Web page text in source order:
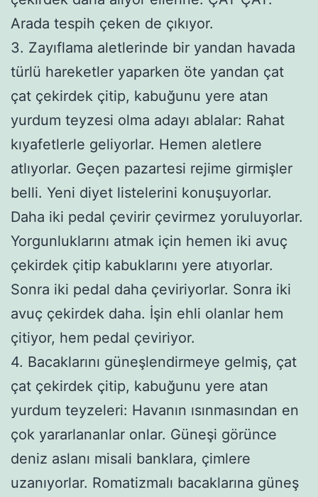
Arada tespih çeken de çıkıyor.
3. Zayıflama aletlerinde bir yandan havada
türlü hareketler yaparken öte yandan çat
çat çekirdek çitip, kabuğunu yere atan
yurdum teyzesi olma adayı ablalar: Rahat
kıyafetlerle geliyorlar. Hemen aletlere
atlıyorlar. Geçen pazartesi rejime girmişler
belli. Yeni diyet listelerini konuşuyorlar.
Daha iki pedal çevirir çevirmez yoruluyorlar.
Yorgunluklarını atmak için hemen iki avuç
çekirdek çitip kabuklarını yere atıyorlar.
Sonra iki pedal daha çeviriyorlar. Sonra iki
avuç çekirdek daha. İşin ehli olanlar hem
çitiyor, hem pedal çeviriyor.
4. Bacaklarını güneşlendirmeye gelmiş, çat
çat çekirdek çitip, kabuğunu yere atan
yurdum teyzeleri: Havanın ısınmasından en
çok yararlananlar onlar. Güneşi görünce
deniz aslanı misali banklara, çimlere
uzanıyorlar. Romatizmalı bacaklarına güneş